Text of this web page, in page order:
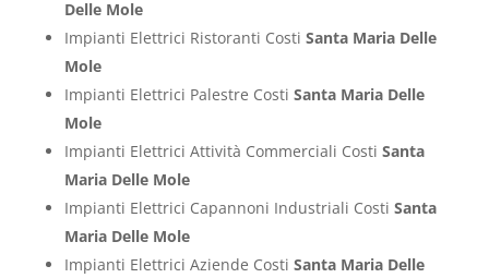
Delle Mole
Impianti Elettrici Ristoranti Costi Santa Maria Delle
Mole
Impianti Elettrici Palestre Costi Santa Maria Delle
Mole
Impianti Elettrici Attività Commerciali Costi Santa
Maria Delle Mole
Impianti Elettrici Capannoni Industriali Costi Santa
Maria Delle Mole
Impianti Elettrici Aziende Costi Santa Maria Delle